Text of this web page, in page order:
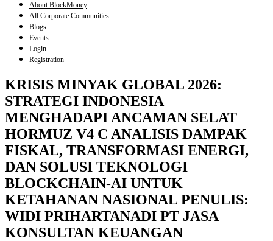
About BlockMoney
All Corporate Communities
Blogs
Events
Login
Registration
KRISIS MINYAK GLOBAL 2026:
STRATEGI INDONESIA
MENGHADAPI ANCAMAN SELAT
HORMUZ V4 C ANALISIS DAMPAK
FISKAL, TRANSFORMASI ENERGI,
DAN SOLUSI TEKNOLOGI
BLOCKCHAIN-AI UNTUK
KETAHANAN NASIONAL PENULIS:
WIDI PRIHARTANADI PT JASA
KONSULTAN KEUANGAN